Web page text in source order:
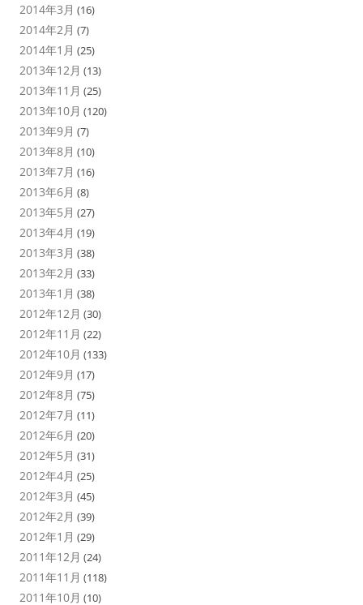
2014年3月 (16)
2014年2月 (7)
2014年1月 (25)
2013年12月 (13)
2013年11月 (25)
2013年10月 (120)
2013年9月 (7)
2013年8月 (10)
2013年7月 (16)
2013年6月 (8)
2013年5月 (27)
2013年4月 (19)
2013年3月 (38)
2013年2月 (33)
2013年1月 (38)
2012年12月 (30)
2012年11月 (22)
2012年10月 (133)
2012年9月 (17)
2012年8月 (75)
2012年7月 (11)
2012年6月 (20)
2012年5月 (31)
2012年4月 (25)
2012年3月 (45)
2012年2月 (39)
2012年1月 (29)
2011年12月 (24)
2011年11月 (118)
2011年10月 (10)